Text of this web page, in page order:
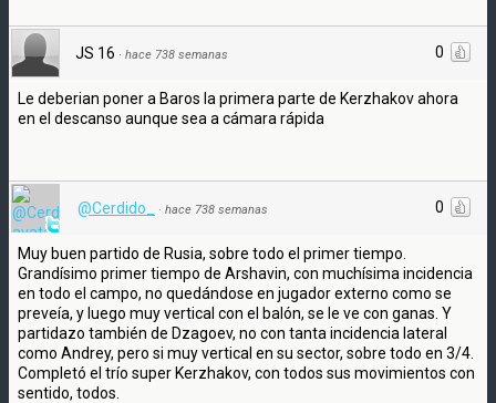
0
JS 16 · hace 738 semanas
Le deberian poner a Baros la primera parte de Kerzhakov ahora
en el descanso aunque sea a cámara rápida
0
@Cerdido_ · hace 738 semanas
Muy buen partido de Rusia, sobre todo el primer tiempo.
Grandísimo primer tiempo de Arshavin, con muchísima incidencia
en todo el campo, no quedándose en jugador externo como se
preveía, y luego muy vertical con el balón, se le ve con ganas. Y
partidazo también de Dzagoev, no con tanta incidencia lateral
como Andrey, pero si muy vertical en su sector, sobre todo en 3/4.
Completó el trío super Kerzhakov, con todos sus movimientos con
sentido, todos.